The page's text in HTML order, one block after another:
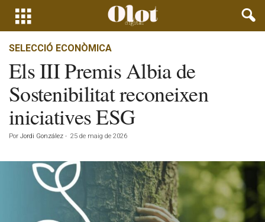
SELECCIÓ ECONÒMICA
Els III Premis Albia de
Sostenibilitat reconeixen
iniciatives ESG
Por Jordi González - 25 de maig de 2026